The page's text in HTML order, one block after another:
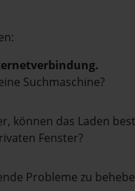
Suchmaschine?
können das Laden
Fenster?
Probleme zu